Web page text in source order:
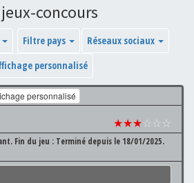
concours
Filtre pays
Réseaux sociaux
personnalisé
personnalisé
★★★☆☆☆
Fin du jeu : Terminé depuis le 18/01/2025.